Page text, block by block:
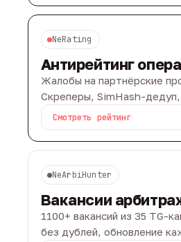
NeRating
Антирейтинг
Жалобы на партнёрские
Скреперы, SimHash-
Смотреть рейтинг
NeArbiHunter
Вакансии
1100+ вакансий из 35 TG-
без дублей, обновление